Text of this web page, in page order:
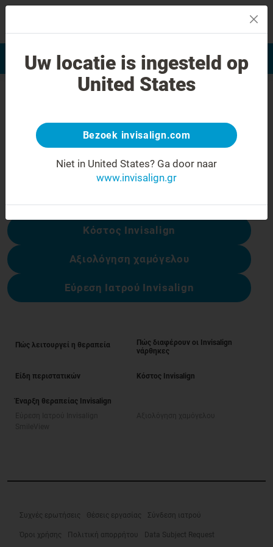
Αξιολόγηση χαμόγελου Εύρεση Ιατρού Invisalign
Σφάλμα 404
Γυρίστε την έκφραση προσώπου
ανάποδα
Αυτή η σελίδα δεν είναι διαθέσιμη, αλλά
Κόστος Invisalign
Αξιολόγηση χαμόγελου
Εύρεση Ιατρού Invisalign
Πώς λειτουργεί η θεραπεία
Πώς διαφέρουν οι Invisalign
νάρθηκες
Είδη περιστατικών Κόστος Invisalign
Έναρξη θεραπείας Invisalign
Συχνές ερωτήσεις Θέσεις εργασίας Σύνδεση ιατρού
Όροι χρήσης Πολιτική απορρήτου Data Subject Request
Uw locatie is ingesteld op
United States
Bezoek invisalign.com
Niet in United States? Ga door naar
www.invisalign.gr